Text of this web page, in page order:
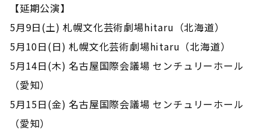
【延期公演】
5月9日(土) 札幌文化芸術劇場hitaru（北海道）
5月10日(日) 札幌文化芸術劇場hitaru（北海道）
5月14日(木) 名古屋国際会議場 センチュリーホール
（愛知）
5月15日(金) 名古屋国際会議場 センチュリーホール
（愛知）